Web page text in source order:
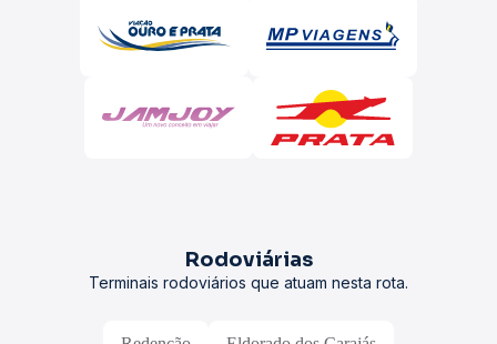
Rodoviárias
Terminais rodoviários que atuam nesta rota.